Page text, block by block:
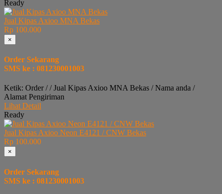
Ready
Jual Kipas Axioo MNA Bekas
Rp 100.000
×
Order Sekarang
SMS ke : 081230001003
Ketik: Order / / Jual Kipas Axioo MNA Bekas / Nama anda /
Alamat Pengiriman
Lihat Detail
Ready
Jual Kipas Axioo Neon E4121 / CNW Bekas
Rp 100.000
×
Order Sekarang
SMS ke : 081230001003